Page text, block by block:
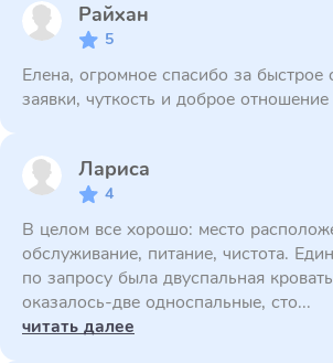
Райхан
5
Елена, огромное спасибо за
заявки, чуткость и доброе
Лариса
4
В целом все хорошо: место
обслуживание, питание, чистота.
по запросу была двуспальная
оказалось-две односпальные, сто...
читать далее